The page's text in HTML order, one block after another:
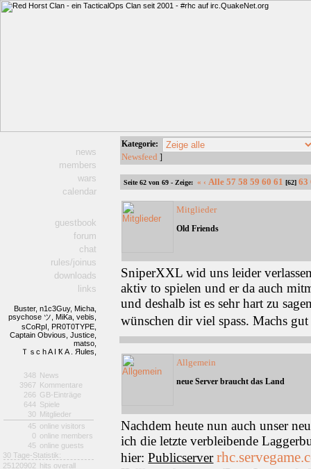
news
members
wars
calendar
guestbook
forum
chat
rules/joinus
downloads
links
Buster, n1c3Guy, Micha,
psychose ツ,
MiKa, vebis,
sCoRpI,
PR0T0TYPE,
Captain Obvious, Justice,
matso,
Ｔｓc h A I Ҟ A . Яules,
348 News
3967 Kommentare
266 GB-Einträge
644 Spiele
30 Mitglieder
45 online visitors
0 online members
45 online guests
30 Tage-Statistik:
25120902 hits overall
Kategorie:
Newsfeed ]
Seite 62 von 69 - Zeige:« ‹ Alle 57 58 59 60 61 [62] 63
Mitglieder
Old Friends
SniperXXL wid uns leider
aktiv to spielen und er da auch
und deshalb ist es sehr hart zu
wünschen dir viel spass. Machs
Allgemein
neue Server braucht das Land
Nachdem heute nun auch unser
ich die letzte verbleibende
hier:Publicserver